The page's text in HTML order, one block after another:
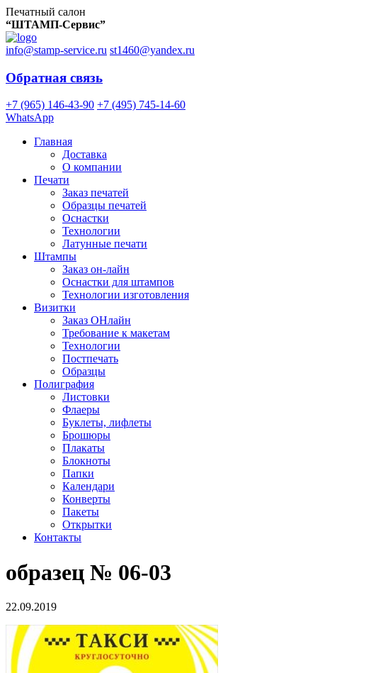
Печатный салон
“ШТАМП-Сервис”
info@stamp-service.ru st1460@yandex.ru
Обратная связь
+7 (965) 146-43-90 +7 (495) 745-14-60
WhatsApp
Главная
Доставка
О компании
Печати
Заказ печатей
Образцы печатей
Оснастки
Технологии
Латунные печати
Штампы
Заказ он-лайн
Оснастки для штампов
Технологии изготовления
Визитки
Заказ ОНлайн
Требование к макетам
Технологии
Постпечать
Образцы
Полиграфия
Листовки
Флаеры
Буклеты, лифлеты
Брошюры
Плакаты
Блокноты
Папки
Календари
Конверты
Пакеты
Открытки
Контакты
образец № 06-03
22.09.2019